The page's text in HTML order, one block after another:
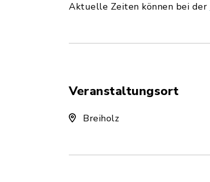
Aktuelle Zeiten können bei der
Veranstaltungsort
Breiholz